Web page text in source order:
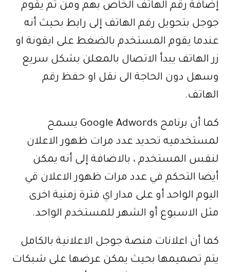
إضافة رقم الهاتف الخاص بهم ومن ثَم يقوم
جوجل بتحويل رقم الهاتف إلى رابط بحيث أنه
عندما يقوم المستخدم بالضغط على ايقونة او
زر الهاتف يبدأ الاتصال بالمعلن بشكل سريع
وسهل دون الحاجة الى نقل او حفظ رقم
الهاتف.
كما أن برنامج Google Adwords يسمح
لمستخدميه تحديد عدد مرات ظهور الاعلان
لنفس المستخدم ، بالاضافة إلى أنه يمكن
أيضا التحكم في عدد مرات ظهور الاعلان قي
اليوم الواحد أو على مدار اي فترة زمنية اخرى
مثل الاسبوع أو الشهر للمستخدم الواحد.
كما أن اعلانات منصة جوجل الاعلانية بالكامل
يتم تصميمها بحيث يمكن عرضها على شبكات